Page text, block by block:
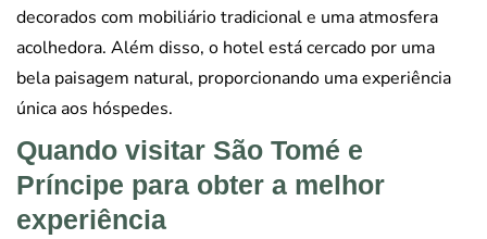
decorados com mobiliário tradicional e uma atmosfera
acolhedora. Além disso, o hotel está cercado por uma
bela paisagem natural, proporcionando uma experiência
única aos hóspedes.
Quando visitar São Tomé e
Príncipe para obter a melhor
experiência